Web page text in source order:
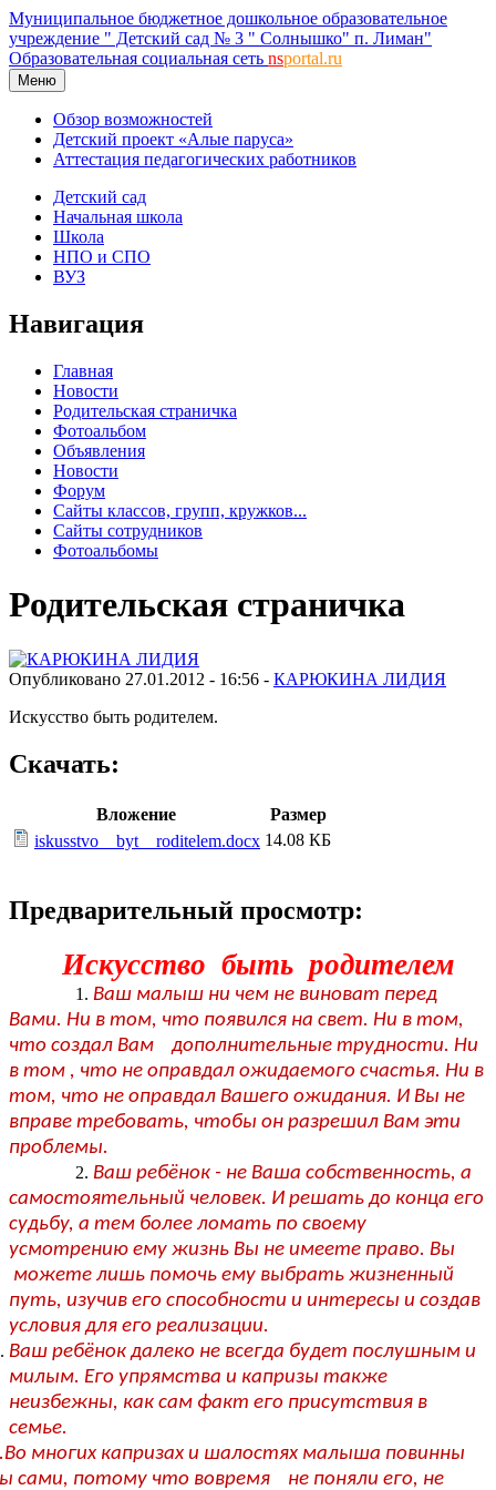
Муниципальное бюджетное дошкольное образовательное
учреждение " Детский сад № 3 " Солнышко" п. Лиман"
Образовательная социальная сеть nsportal.ru
Меню
Обзор возможностей
Детский проект «Алые паруса»
Аттестация педагогических работников
Детский сад
Начальная школа
Школа
НПО и СПО
ВУЗ
Навигация
Главная
Новости
Родительская страничка
Фотоальбом
Объявления
Новости
Форум
Сайты классов, групп, кружков...
Сайты сотрудников
Фотоальбомы
Родительская страничка
Опубликовано 27.01.2012 - 16:56 - КАРЮКИНА ЛИДИЯ
Искусство быть родителем.
Скачать:
Вложение
Размер
iskusstvo__byt__roditelem.docx 14.08 КБ
Предварительный просмотр:
Искусство быть родителем
Ваш малыш ни чем не виноват перед
Вами. Ни в том, что появился на свет. Ни в том,
что создал Вам дополнительные трудности. Ни
в том , что не оправдал ожидаемого счастья. Ни в
том, что не оправдал Вашего ожидания. И Вы не
вправе требовать, чтобы он разрешил Вам эти
проблемы.
Ваш ребёнок - не Ваша собственность, а
самостоятельный человек. И решать до конца его
судьбу, а тем более ломать по своему
усмотрению ему жизнь Вы не имеете право. Вы
можете лишь помочь ему выбрать жизненный
путь, изучив его способности и интересы и создав
условия для его реализации.
Ваш ребёнок далеко не всегда будет послушным и
милым. Его упрямства и капризы также
неизбежны, как сам факт его присутствия в
семье.
многих капризах и шалостях малыша повинны
сами, потому что вовремя не поняли его, не